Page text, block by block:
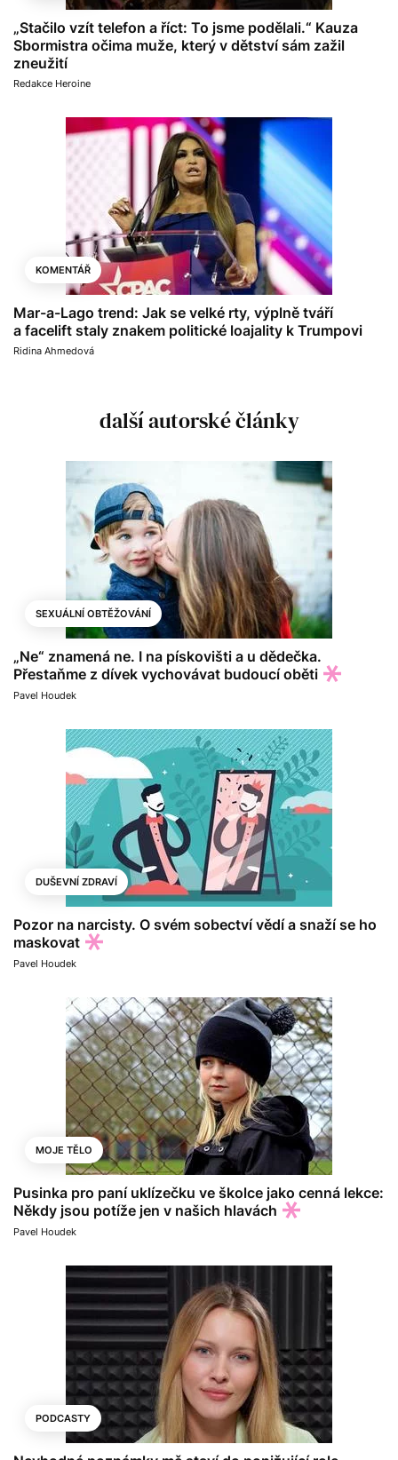
„Stačilo vzít telefon a říct: To jsme podělali.“ Kauza
Sbormistra očima muže, který v dětství sám zažil
zneužití
Redakce Heroine
KOMENTÁŘ
Mar-a-Lago trend: Jak se velké rty, výplně tváří
a facelift staly znakem politické loajality k Trumpovi
Ridina Ahmedová
další autorské články
SEXUÁLNÍ OBTĚŽOVÁNÍ
„Ne“ znamená ne. I na pískovišti a u dědečka.
Přestaňme z dívek vychovávat budoucí oběti
Pavel Houdek
DUŠEVNÍ ZDRAVÍ
Pozor na narcisty. O svém sobectví vědí a snaží se ho
maskovat
Pavel Houdek
MOJE TĚLO
Pusinka pro paní uklízečku ve školce jako cenná lekce:
Někdy jsou potíže jen v našich hlavách
Pavel Houdek
PODCASTY